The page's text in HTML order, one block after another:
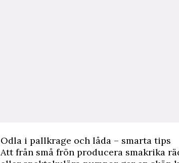
Odla i pallkrage och låda – smarta tips
Att från små frön producera smakrika